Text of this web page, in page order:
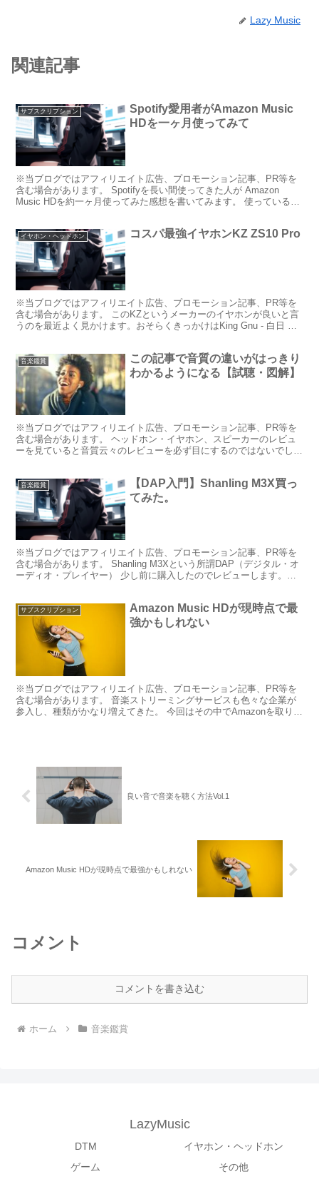
Lazy Music
関連記事
サブスクリプション
Spotify愛用者がAmazon Music
HDを一ヶ月使ってみて
※当ブログではアフィリエイト広告、プロモーション記事、PR等を
含む場合があります。 Spotifyを長い間使ってきた人が Amazon
Music HDを約一ヶ月使ってみた感想を書いてみます。 使っていると
イヤホン・ヘッドホン コスパ最強イヤホンKZ ZS10 Pro
※当ブログではアフィリエイト広告、プロモーション記事、PR等を
含む場合があります。 このKZというメーカーのイヤホンが良いと言
うのを最近よく見かけます。おそらくきっかけはKing Gnu - 白日 こ
音楽鑑賞
この記事で音質の違いがはっきり
わかるようになる【試聴・図解】
※当ブログではアフィリエイト広告、プロモーション記事、PR等を
含む場合があります。 ヘッドホン・イヤホン、スピーカーのレビュ
ーを見ていると音質云々のレビューを必ず目にするのではないでしょ
音楽鑑賞
【DAP入門】Shanling M3X買っ
てみた。
※当ブログではアフィリエイト広告、プロモーション記事、PR等を
含む場合があります。 Shanling M3Xという所謂DAP（デジタル・オ
ーディオ・プレイヤー） 少し前に購入したのでレビューします。
サブスクリプション
Amazon Music HDが現時点で最
強かもしれない
※当ブログではアフィリエイト広告、プロモーション記事、PR等を
含む場合があります。 音楽ストリーミングサービスも色々な企業が
参入し、種類がかなり増えてきた。 今回はその中でAmazonを取り上
良い音で音楽を聴く方法Vol.1
Amazon Music HDが現時点で最強かもしれない
コメント
コメントを書き込む
ホーム 音楽鑑賞
LazyMusic
DTM
イヤホン・ヘッドホン
ゲーム
その他